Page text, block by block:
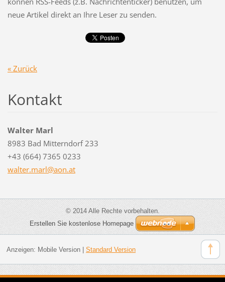
neue Artikel direkt an Ihre Leser zu senden.
« Zurück
Kontakt
Walter Marl
8983 Bad Mitterndorf 233
+43 (664) 7365 0233
walter.marl@aon.at
© 2014 Alle Rechte vorbehalten.
Erstellen Sie kostenlose Homepage
Anzeigen: Mobile Version| Standard Version